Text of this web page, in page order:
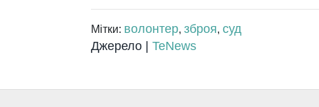
Мітки: волонтер, зброя, суд
Джерело | TeNews